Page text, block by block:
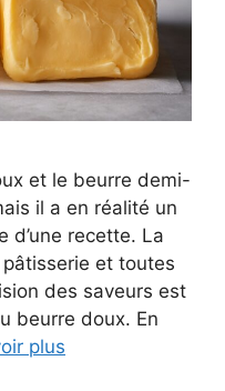
et le beurre demi-
il a en réalité un
d’une recette. La
et toutes
des saveurs est
beurre doux. En
plus